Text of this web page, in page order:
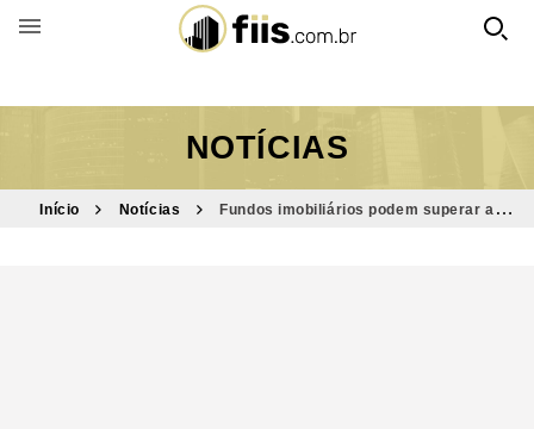
BUSCAR POR FUNDO
NOTÍCIAS
Início Notícias
Fundos imobiliários podem superar a